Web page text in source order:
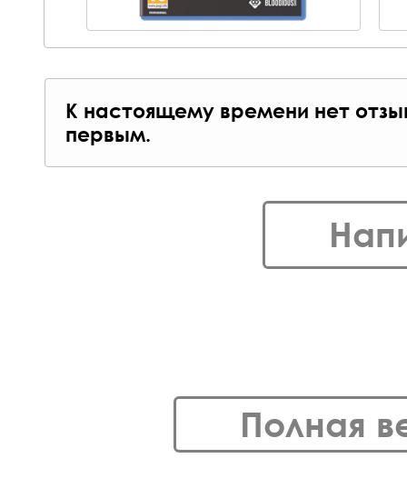
К настоящему времени нет
первым.
Полная